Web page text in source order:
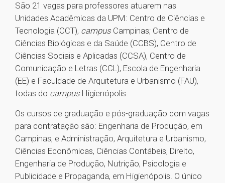
São 21 vagas para professores atuarem nas
Unidades Acadêmicas da UPM: Centro de Ciências e
Tecnologia (CCT), campus Campinas; Centro de
Ciências Biológicas e da Saúde (CCBS), Centro de
Ciências Sociais e Aplicadas (CCSA), Centro de
Comunicação e Letras (CCL), Escola de Engenharia
(EE) e Faculdade de Arquitetura e Urbanismo (FAU),
todas do campus Higienópolis.
Os cursos de graduação e pós-graduação com vagas
para contratação são: Engenharia de Produção, em
Campinas, e Administração, Arquitetura e Urbanismo,
Ciências Econômicas, Ciências Contábeis, Direito,
Engenharia de Produção, Nutrição, Psicologia e
Publicidade e Propaganda, em Higienópolis. O único